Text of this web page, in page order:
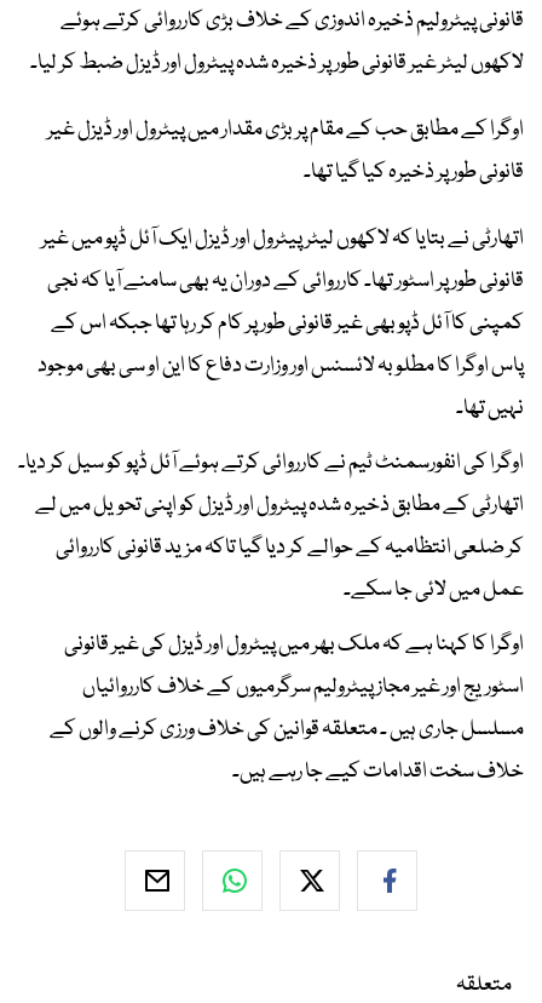
قانونی پیٹرولیم ذخیرہ اندوزی کے خلاف بڑی کارروائی کرتے ہوئے
لاکھوں لیٹر غیر قانونی طور پر ذخیرہ شدہ پیٹرول اور ڈیزل ضبط کر لیا۔
اوگرا کے مطابق حب کے مقام پر بڑی مقدار میں پیٹرول اور ڈیزل غیر
قانونی طور پر ذخیرہ کیا گیا تھا۔
اتھارٹی نے بتایا کہ لاکھوں لیٹر پیٹرول اور ڈیزل ایک آئل ڈپو میں غیر
قانونی طور پر اسٹور تھا۔ کارروائی کے دوران یہ بھی سامنے آیا کہ نجی
کمپنی کا آئل ڈپو بھی غیر قانونی طور پر کام کر رہا تھا جبکہ اس کے
پاس اوگرا کا مطلوبہ لائسنس اور وزارت دفاع کا این او سی بھی موجود
نہیں تھا۔
اوگرا کی انفورسمنٹ ٹیم نے کارروائی کرتے ہوئے آئل ڈپو کو سیل کر دیا۔
اتھارٹی کے مطابق ذخیرہ شدہ پیٹرول اور ڈیزل کو اپنی تحویل میں لے
کر ضلعی انتظامیہ کے حوالے کر دیا گیا تاکہ مزید قانونی کارروائی
عمل میں لائی جا سکے۔
اوگرا کا کہنا ہے کہ ملک بھر میں پیٹرول اور ڈیزل کی غیر قانونی
اسٹوریج اور غیر مجاز پیٹرولیم سرگرمیوں کے خلاف کارروائیاں
مسلسل جاری ہیں ۔ متعلقہ قوانین کی خلاف ورزی کرنے والوں کے
خلاف سخت اقدامات کیے جا رہے ہیں۔
متعلقہ